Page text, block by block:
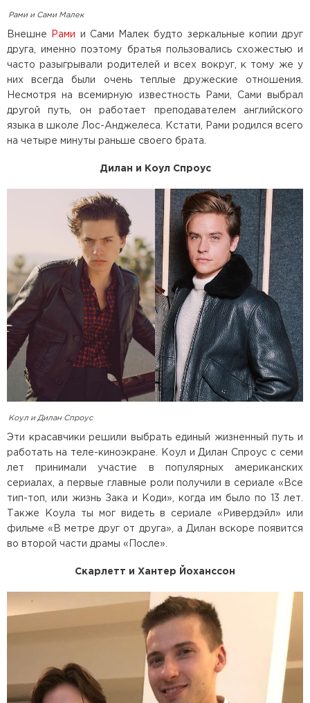
Рами и Сами Малек
Внешне Рами
и Сами Малек будто зеркальные копии друг
друга, именно поэтому братья пользовались схожестью и
часто разыгрывали родителей и всех вокруг, к тому же у
них всегда были очень теплые дружеские отношения.
Несмотря на всемирную известность Рами, Сами выбрал
другой путь, он работает преподавателем английского
языка в школе Лос-Анджелеса. Кстати, Рами родился всего
на четыре минуты раньше своего брата.
Дилан и Коул Спроус
Коул и Дилан Спроус
Эти красавчики решили выбрать единый жизненный путь и
работать на теле-киноэкране. Коул и Дилан Спроус с семи
лет принимали участие в популярных американских
сериалах, а первые главные роли получили в сериале «Все
тип-топ, или жизнь Зака и Коди», когда им было по 13 лет.
Также Коула ты мог видеть в сериале «Ривердэйл» или
фильме «В метре друг от друга», а Дилан вскоре появится
во второй части драмы «После».
Скарлетт и Хантер Йоханссон